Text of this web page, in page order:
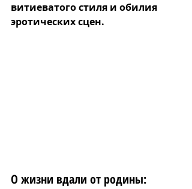
витиеватого стиля и обилия
эротических сцен.
О жизни вдали от родины: